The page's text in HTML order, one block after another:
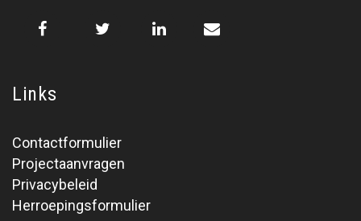
Links
Contactformulier
Projectaanvragen
Privacybeleid
Herroepingsformulier